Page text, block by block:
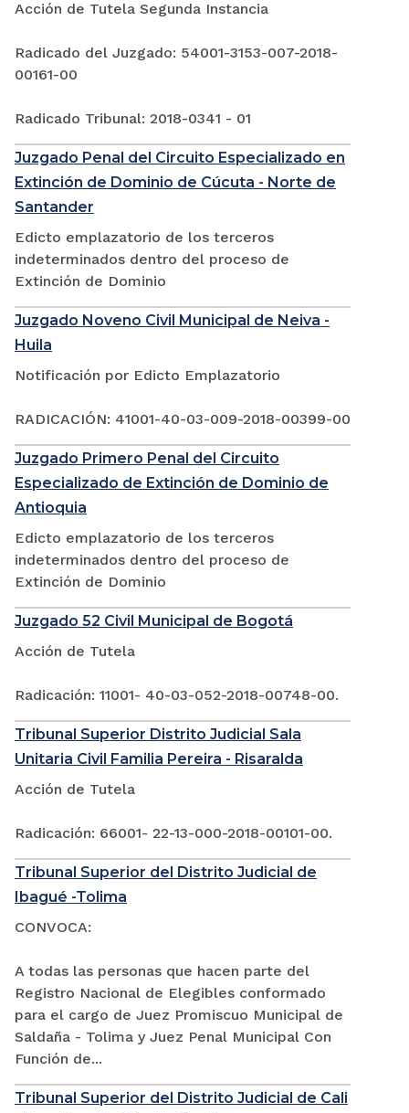
Acción de Tutela Segunda Instancia
Radicado del Juzgado: 54001-3153-007-2018-
00161-00
Radicado Tribunal: 2018-0341 - 01
Juzgado Penal del Circuito Especializado en
Extinción de Dominio de Cúcuta - Norte de
Santander
Edicto emplazatorio de los terceros
indeterminados dentro del proceso de
Extinción de Dominio
Juzgado Noveno Civil Municipal de Neiva -
Huila
Notificación por Edicto Emplazatorio
RADICACIÓN: 41001-40-03-009-2018-00399-00
Juzgado Primero Penal del Circuito
Especializado de Extinción de Dominio de
Antioquia
Edicto emplazatorio de los terceros
indeterminados dentro del proceso de
Extinción de Dominio
Juzgado 52 Civil Municipal de Bogotá
Acción de Tutela
Radicación: 11001- 40-03-052-2018-00748-00.
Tribunal Superior Distrito Judicial Sala
Unitaria Civil Familia Pereira - Risaralda
Acción de Tutela
Radicación: 66001- 22-13-000-2018-00101-00.
Tribunal Superior del Distrito Judicial de
Ibagué -Tolima
CONVOCA:
A todas las personas que hacen parte del
Registro Nacional de Elegibles conformado
para el cargo de Juez Promiscuo Municipal de
Saldaña - Tolima y Juez Penal Municipal Con
Función de...
Tribunal Superior del Distrito Judicial de Cali